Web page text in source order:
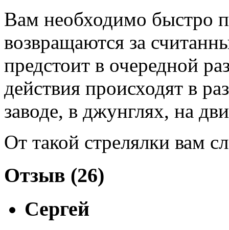
Вам необходимо быстро
возвращаются за
предстоит в очередной
действия происходят в
заводе, в джунглях, на
От такой стрелялки вам
Отзыв (26)
Сергей